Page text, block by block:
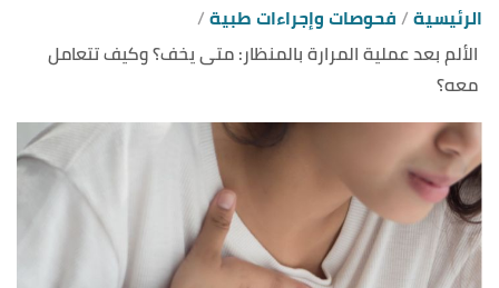
الرئيسية فحوصات وإجراءات طبية
الألم بعد عملية المرارة بالمنظار: متى يخف؟ وكيف تتعامل
معه؟